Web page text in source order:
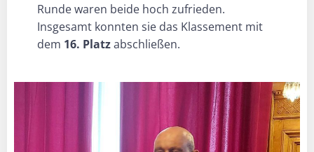
Runde waren beide hoch zufrieden.
Insgesamt konnten sie das Klassement mit
dem 16. Platzabschließen.